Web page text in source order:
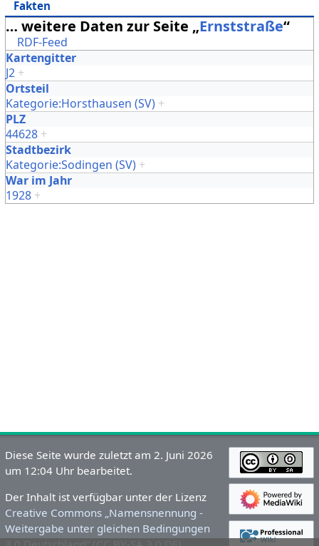
Fakten
… weitere Daten zur Seite „Ernststraße“
RDF-Feed
Kartengitter
J2 +
Ortsteil
Kategorie:Horsthausen (SV) +
PLZ
44628 +
Stadtbezirk
Kategorie:Sodingen (SV) +
War im Jahr
1928 +
Diese Seite wurde zuletzt am 2. Juni 2026
um 12:04 Uhr bearbeitet.
Der Inhalt ist verfügbar unter der Lizenz
Creative Commons „Namensnennung -
Weitergabe unter gleichen Bedingungen